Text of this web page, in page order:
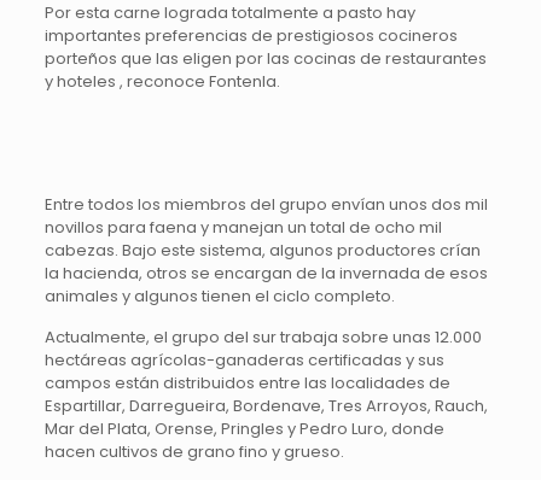
Por esta carne lograda totalmente a pasto hay
importantes preferencias de prestigiosos cocineros
porteños que las eligen por las cocinas de restaurantes
y hoteles , reconoce Fontenla.
Entre todos los miembros del grupo envían unos dos mil
novillos para faena y manejan un total de ocho mil
cabezas. Bajo este sistema, algunos productores crían
la hacienda, otros se encargan de la invernada de esos
animales y algunos tienen el ciclo completo.
Actualmente, el grupo del sur trabaja sobre unas 12.000
hectáreas agrícolas-ganaderas certificadas y sus
campos están distribuidos entre las localidades de
Espartillar, Darregueira, Bordenave, Tres Arroyos, Rauch,
Mar del Plata, Orense, Pringles y Pedro Luro, donde
hacen cultivos de grano fino y grueso.